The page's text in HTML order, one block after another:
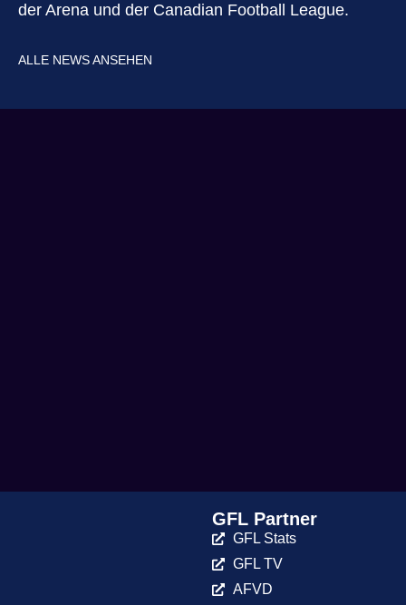
der Arena und der Canadian Football League.
ALLE NEWS ANSEHEN
GFL Partner
GFL Stats
GFL TV
AFVD